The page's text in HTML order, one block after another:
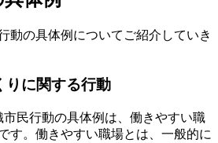
動の具体例についてご紹介していき
りに関する行動
民行動の具体例は、働きやすい職
す。働きやすい職場とは、一般的に